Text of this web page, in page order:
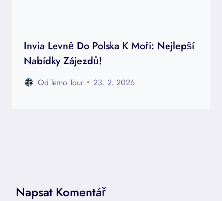
Invia Levně Do Polska K Moři: Nejlepší
Nabídky Zájezdů!
OdTerno Tour 23. 2. 2026
Napsat Komentář